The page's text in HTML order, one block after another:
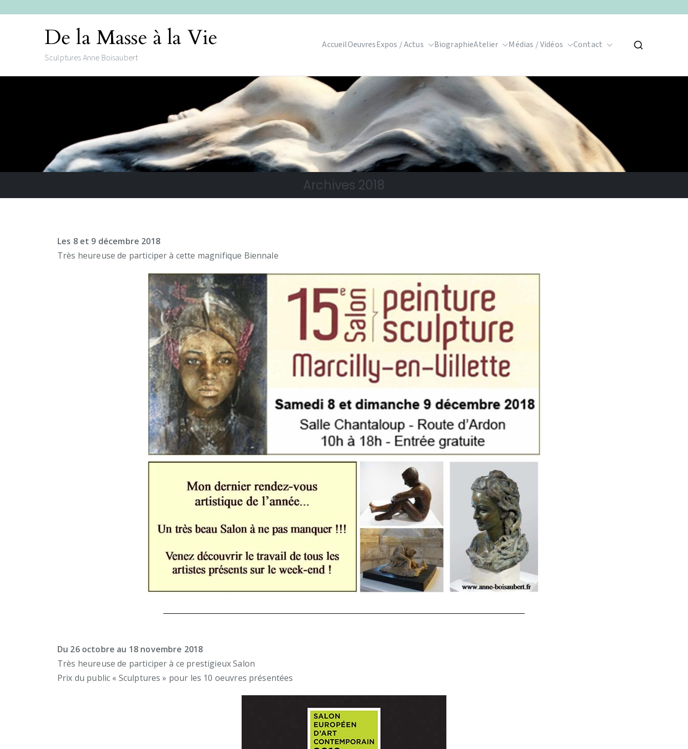
De la Masse à la Vie
Sculptures Anne Boisaubert
AccueilOeuvresExpos / Actus BiographieAtelier Médias / Vidéos Contact
Archives 2018
Les 8 et 9 décembre 2018
Très heureuse de participer à cette magnifique Biennale
Du 26 octobre au 18 novembre 2018
Très heureuse de participer à ce prestigieux Salon
Prix du public « Sculptures » pour les 10 oeuvres présentées